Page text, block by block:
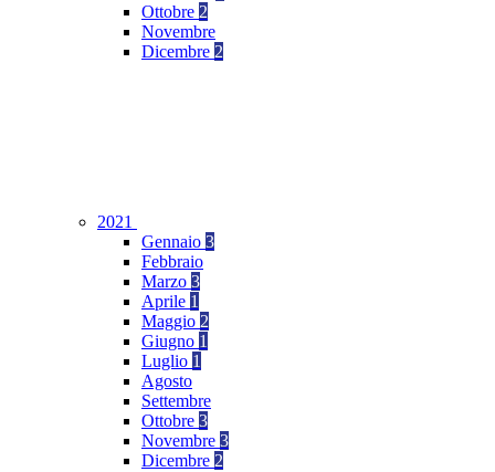
Ottobre 2
Novembre
Dicembre 2
2021
Gennaio 3
Febbraio
Marzo 3
Aprile 1
Maggio 2
Giugno 1
Luglio 1
Agosto
Settembre
Ottobre 3
Novembre 3
Dicembre 2